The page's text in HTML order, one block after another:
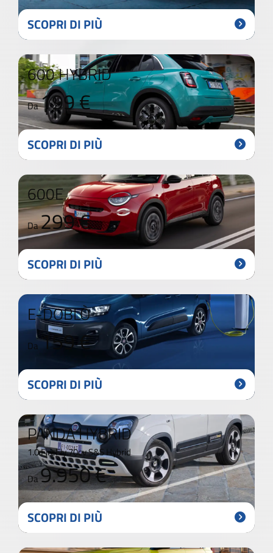
SCOPRI DI PIÙ
600 HYBRID
Da199 €
SCOPRI DI PIÙ
600E
Da299 €
SCOPRI DI PIÙ
E-DOBLÒ
Da159 €
SCOPRI DI PIÙ
PANDA HYBRID
1.0 FireFly 70cv S&S Hybrid
Da9.950 €
SCOPRI DI PIÙ